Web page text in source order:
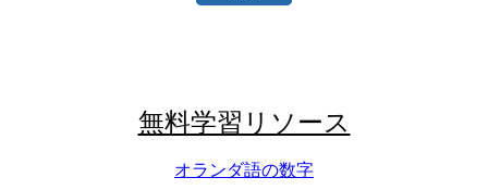
無料学習リソース
オランダ語の数字